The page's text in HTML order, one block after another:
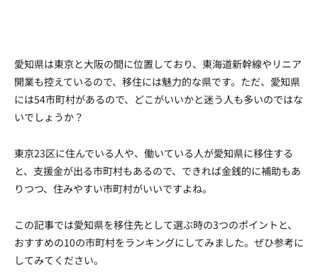
愛知県は東京と大阪の間に位置しており、東海道新幹線やリニア
開業も控えているので、移住には魅力的な県です。ただ、愛知県
には54市町村があるので、どこがいいかと迷う人も多いのではな
いでしょうか？
東京23区に住んでいる人や、働いている人が愛知県に移住する
と、支援金が出る市町村もあるので、できれば金銭的に補助もあ
りつつ、住みやすい市町村がいいですよね。
この記事では愛知県を移住先として選ぶ時の3つのポイントと、
おすすめの10の市町村をランキングにしてみました。ぜひ参考に
してみてください。